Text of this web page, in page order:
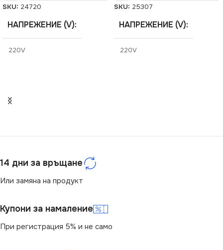
SKU: 24720
НАПРЕЖЕНИЕ (V)
220V
IP20
ЦВЯТ Бяло
SKU: 25307
НАПРЕЖЕНИЕ (V)
220V
МАРКА KANLUX
14 дни за връщане
Или замяна на продукт
Купони за намаление
При регистрация 5% и не само